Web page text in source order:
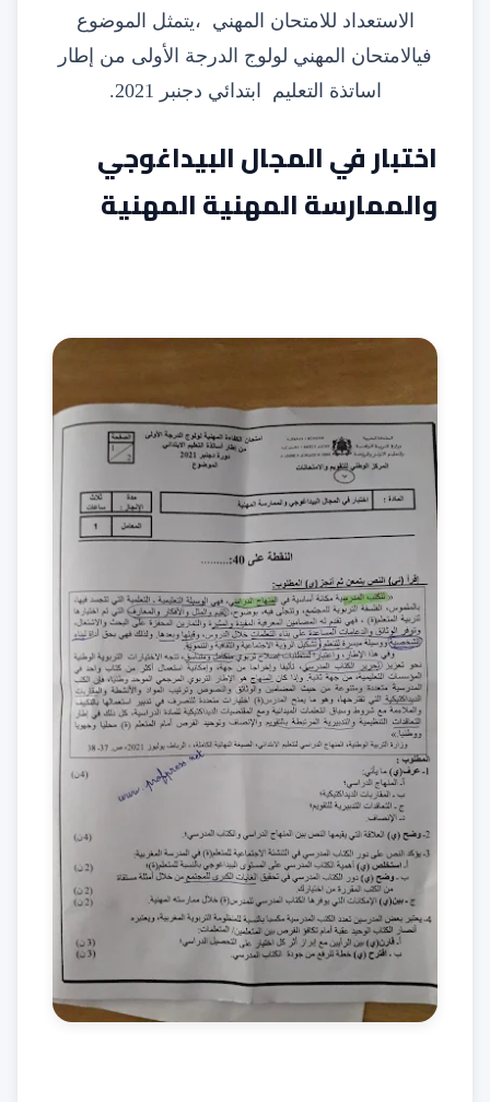
الاستعداد للامتحان المهني ،يتمثل الموضوع
فيالامتحان المهني لولوج الدرجة الأولى من إطار
اساتذة التعليم ابتدائي دجنبر 2021.
اختبار في المجال البيداغوجي
والممارسة المهنية المهنية